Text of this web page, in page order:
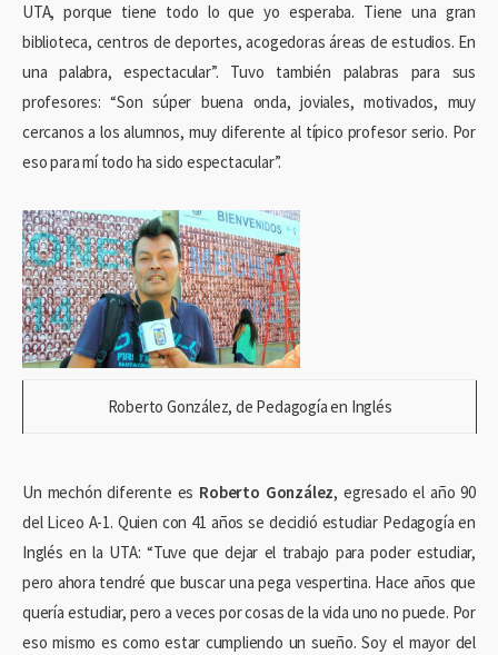
UTA, porque tiene todo lo que yo esperaba. Tiene una gran
biblioteca, centros de deportes, acogedoras áreas de estudios. En
una palabra, espectacular”. Tuvo también palabras para sus
profesores: “Son súper buena onda, joviales, motivados, muy
cercanos a los alumnos, muy diferente al típico profesor serio. Por
eso para mí todo ha sido espectacular”.
Roberto González, de Pedagogía en Inglés
Un mechón diferente es Roberto González, egresado el año 90
del Liceo A-1. Quien con 41 años se decidió estudiar Pedagogía en
Inglés en la UTA: “Tuve que dejar el trabajo para poder estudiar,
pero ahora tendré que buscar una pega vespertina. Hace años que
quería estudiar, pero a veces por cosas de la vida uno no puede. Por
eso mismo es como estar cumpliendo un sueño. Soy el mayor del